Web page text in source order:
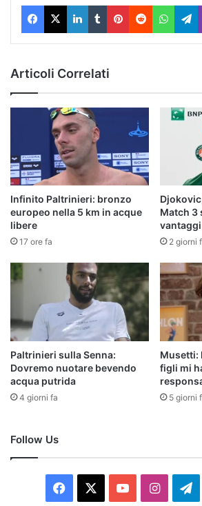
Facebook
X LinkedIn
TumblrPinterest
Reddit
Articoli Correlati
Infinito Paltrinieri: bronzo
europeo nella 5 km in acque
libere
17 ore fa
Match 3
vantaggi
2 giorni
Paltrinieri sulla Senna:
Dovremo nuotare bevendo
acqua putrida
4 giorni fa
Musetti:
figli mi
5 giorni
Follow Us
Facebook You